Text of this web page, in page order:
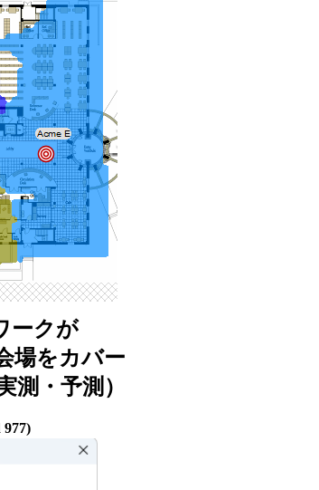
ークが
場をカバー
・予測）